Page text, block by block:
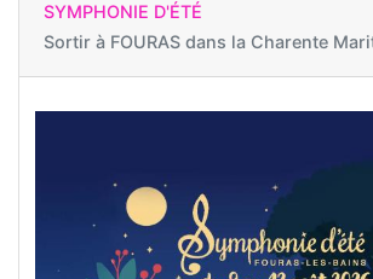
SYMPHONIE D'ÉTÉ
Sortir à FOURAS dans la Charente